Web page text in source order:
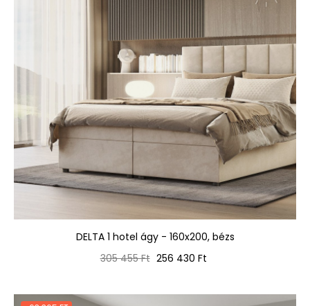
DELTA 1 hotel ágy - 160x200, bézs
Normál
305 455 Ft Ár
256 430 Ft